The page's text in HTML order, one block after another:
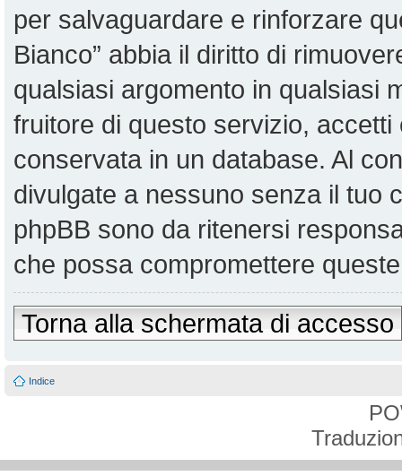
per salvaguardare e rinforzare
Bianco” abbia il diritto di
qualsiasi argomento in qualsiasi
fruitore di questo servizio,
conservata in un database. Al
divulgate a nessuno senza il tuo
phpBB sono da ritenersi
che possa compromettere
Torna alla schermata di accesso
Indice